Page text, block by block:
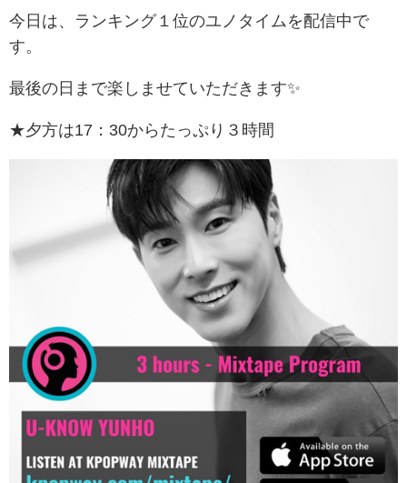
今日は、ランキング１位のユノタイムを配信中で
す。
最後の日まで楽しませていただきます✨
★夕方は17：30からたっぷり３時間